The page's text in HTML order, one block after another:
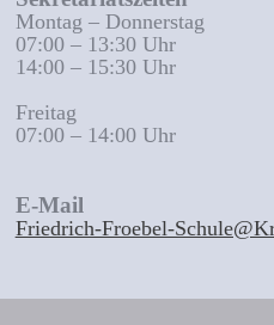
Montag – Donnerstag
07:00 – 13:30 Uhr
14:00 – 15:30 Uhr
Freitag
07:00 – 14:00 Uhr
E-Mail
Friedrich-Froebel-